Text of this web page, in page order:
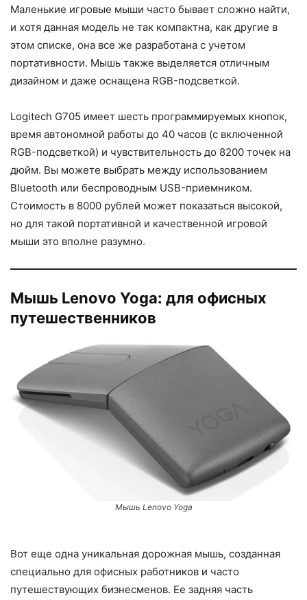
Маленькие игровые мыши часто бывает сложно найти,
и хотя данная модель не так компактна, как другие в
этом списке, она все же разработана с учетом
портативности. Мышь также выделяется отличным
дизайном и даже оснащена RGB-подсветкой.
Logitech G705 имеет шесть программируемых кнопок,
время автономной работы до 40 часов (с включенной
RGB-подсветкой) и чувствительность до 8200 точек на
дюйм. Вы можете выбрать между использованием
Bluetooth или беспроводным USB-приемником.
Стоимость в 8000 рублей может показаться высокой,
но для такой портативной и качественной игровой
мыши это вполне разумно.
Мышь Lenovo Yoga: для офисных
путешественников
Мышь Lenovo Yoga
Вот еще одна уникальная дорожная мышь, созданная
специально для офисных работников и часто
путешествующих бизнесменов. Ее задняя часть